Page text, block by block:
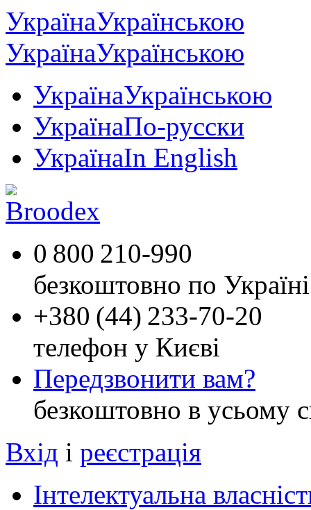
УкраїнаУкраїнською
УкраїнаУкраїнською
УкраїнаУкраїнською
УкраїнаПо-русски
УкраїнаIn English
0 800 210-990
безкоштовно по Україні
+380 (44) 233-70-20
телефон у Києві
Передзвонити вам?
безкоштовно в усьому
Вхід і реєстрація
Інтелектуальна